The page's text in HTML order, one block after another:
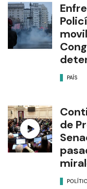
PAÍS
de